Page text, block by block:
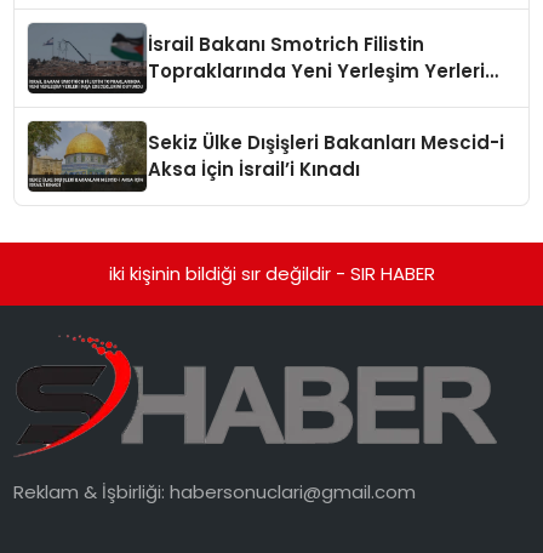
İsrail Bakanı Smotrich Filistin
Topraklarında Yeni Yerleşim Yerleri
Sekiz Ülke Dışişleri Bakanları Mescid-i
Aksa İçin İsrail’i Kınadı
iki kişinin bildiği sır değildir - SIR HABER
Reklam & İşbirliği:habersonuclari@gmail.com